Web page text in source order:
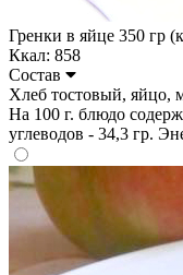
Гренки в яйце 350 гр
Ккал: 858
Состав
Хлеб тостовый, яйцо,
На 100 г. блюдо
углеводов - 34,3 гр.